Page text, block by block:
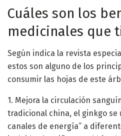
Cuáles son los
medicinales que
Según indica la revista
estos son alguno de los
consumir las hojas de este
1. Mejora la circulación
tradicional china, el ginkgo se
canales de energía” a